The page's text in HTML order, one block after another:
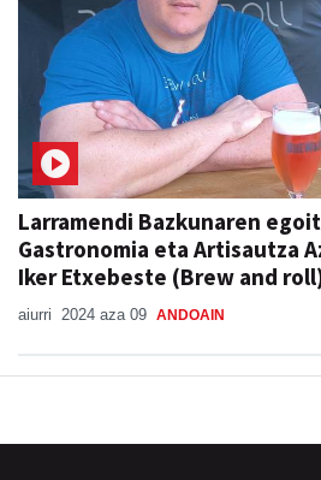
Larramendi Bazkunaren
Gastronomia eta Artisautza
Iker Etxebeste (Brew and
aiurri 2024 aza 09 ANDOAIN